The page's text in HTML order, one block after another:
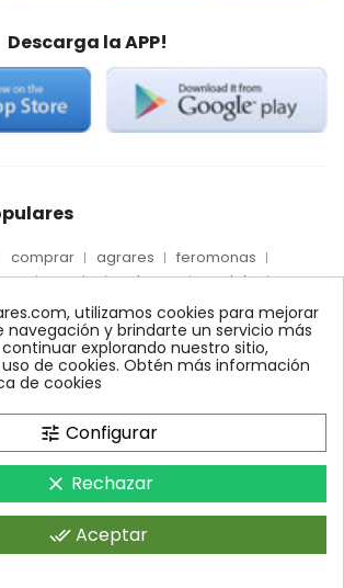
Descarga la APP!
comprar agrares
feromonas
precio palmera
quelato
amblyseius araña roja
alcornoques
conector
monitoreo ynject
fertinyect
conectores
ecologico
© 2008 - 2026. Expertos en Agricultura
Biológico.Operado por AGRARES IBERIA SL.
los derechos reservados.
utilizamos cookies para mejorar
navegación y brindarte un servicio más
continuar explorando nuestro sitio,
de cookies. Obtén más información
de cookies
tune Configurar
clear Rechazar
done_all Aceptar